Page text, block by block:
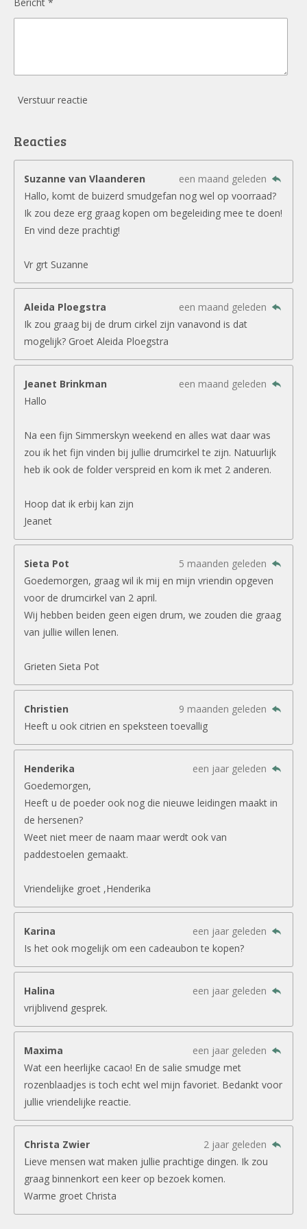
Verstuur reactie
Reacties
Suzanne van Vlaanderen
een maand geleden
Hallo, komt de buizerd smudgefan nog wel op voorraad?
Ik zou deze erg graag kopen om begeleiding mee te doen!
En vind deze prachtig!
Vr grt Suzanne
Aleida Ploegstra
een maand geleden
Ik zou graag bij de drum cirkel zijn vanavond is dat
mogelijk? Groet Aleida Ploegstra
Jeanet Brinkman
een maand geleden
Hallo
Na een fijn Simmerskyn weekend en alles wat daar was
zou ik het fijn vinden bij jullie drumcirkel te zijn. Natuurlijk
heb ik ook de folder verspreid en kom ik met 2 anderen.
Hoop dat ik erbij kan zijn
Jeanet
Sieta Pot
5 maanden geleden
Goedemorgen, graag wil ik mij en mijn vriendin opgeven
voor de drumcirkel van 2 april.
Wij hebben beiden geen eigen drum, we zouden die graag
van jullie willen lenen.
Grieten Sieta Pot
Christien
9 maanden geleden
Heeft u ook citrien en speksteen toevallig
Henderika
een jaar geleden
Goedemorgen,
Heeft u de poeder ook nog die nieuwe leidingen maakt in
de hersenen?
Weet niet meer de naam maar werdt ook van
paddestoelen gemaakt.
Vriendelijke groet ,Henderika
Karina
een jaar geleden
Is het ook mogelijk om een cadeaubon te kopen?
Halina
een jaar geleden
vrijblivend gesprek.
Maxima
een jaar geleden
Wat een heerlijke cacao! En de salie smudge met
rozenblaadjes is toch echt wel mijn favoriet. Bedankt voor
jullie vriendelijke reactie.
Christa Zwier
2 jaar geleden
Lieve mensen wat maken jullie prachtige dingen. Ik zou
graag binnenkort een keer op bezoek komen.
Warme groet Christa